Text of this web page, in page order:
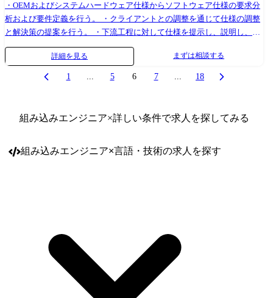
・OEMおよびシステムハードウェア仕様からソフトウェア仕様の要求分
析および要件定義を行う。 ・クライアントとの調整を通じて仕様の調整
と解決策の提案を行う。 ・下流工程に対して仕様を提示し、説明し、発
生する技術的課題の解決を図る。 ・将来的には要件整理チームを立ち上
げ、人材育成を行いながら、ビジネスを拡大していくことを目指す
詳細を見る まずは相談する
1 ... 5 6 7 ... 18
組み込みエンジニア×詳しい条件で求人を探してみる
組み込みエンジニア×言語・技術の求人を探す